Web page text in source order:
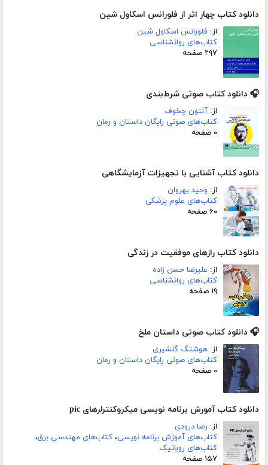
دانلود کتاب چهار اثر از فلورانس اسکاول شین
از: فلورانس اسکاول شین
کتاب‌های روانشناسی
۲۹۷ صفحه
🎧 دانلود کتاب صوتی شرط‌بندی
از: آنتون چخوف
کتاب‌های صوتی رایگان داستان و رمان
۰ صفحه
دانلود کتاب آشنایی با تجهیزات آزمایشگاهی
از: وحید بهروان
کتاب‌های علوم پزشکی
۶۰ صفحه
دانلود کتاب رازهای موفقیت در زندگی
از: علیرضا حسن زاده
کتاب‌های روانشناسی
۱۹ صفحه
🎧 دانلود کتاب صوتی داستان ملخ
از: هوشنگ گلشیری
کتاب‌های صوتی رایگان داستان و رمان
۰ صفحه
دانلود کتاب آمورش برنامه نویسی میکروکنترلرهای pic
از: رضا درودی
کتاب‌های آموزش برنامه نویسی، کتاب‌های مهندسی برق،
کتاب‌های روباتیک
۱۵۷ صفحه